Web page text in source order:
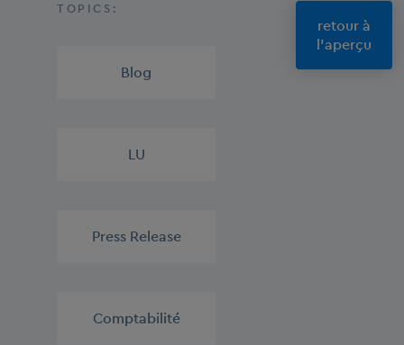
TOPICS:
Blog
LU
Press Release
Comptabilité
retour à
l'aperçu